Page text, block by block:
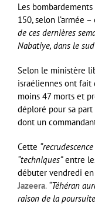
Les
150, selon l’armée
de ces dernières
Nabatiye, dans le
Selon le ministère
israéliennes ont fait
moins 47 morts et
déploré pour sa
dont un
Cette
“techniques”entre
débuter vendredi
Jazeera. “Téhéran
raison de la